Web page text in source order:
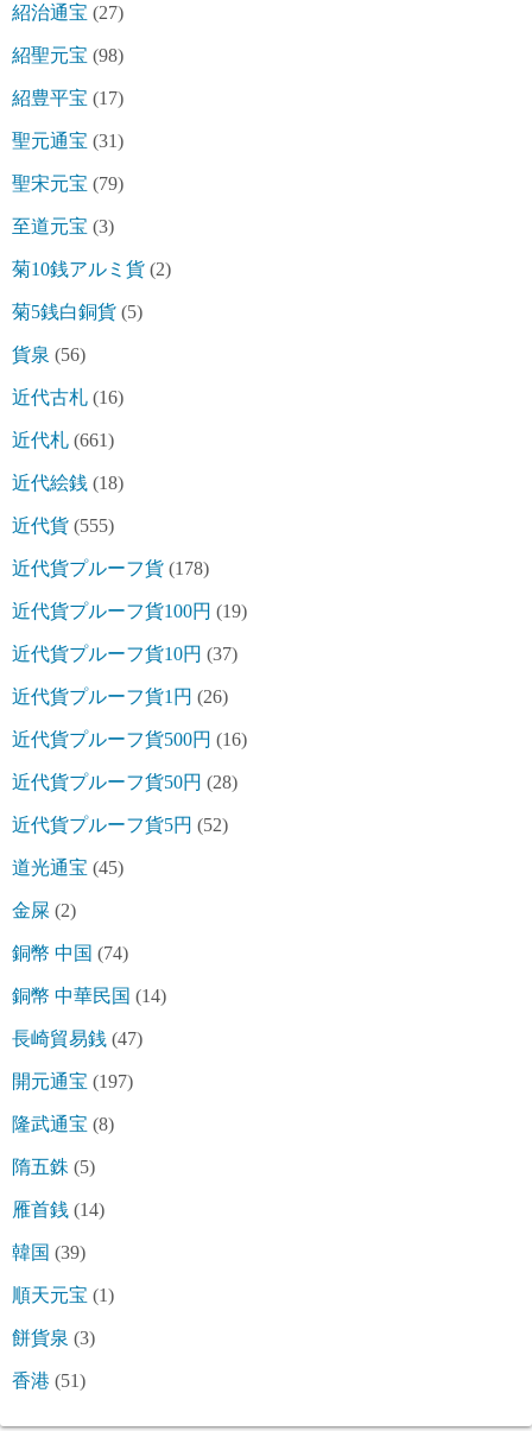
紹治通宝 (27)
紹聖元宝 (98)
紹豊平宝 (17)
聖元通宝 (31)
聖宋元宝 (79)
至道元宝 (3)
菊10銭アルミ貨 (2)
菊5銭白銅貨 (5)
貨泉 (56)
近代古札 (16)
近代札 (661)
近代絵銭 (18)
近代貨 (555)
近代貨プルーフ貨 (178)
近代貨プルーフ貨100円 (19)
近代貨プルーフ貨10円 (37)
近代貨プルーフ貨1円 (26)
近代貨プルーフ貨500円 (16)
近代貨プルーフ貨50円 (28)
近代貨プルーフ貨5円 (52)
道光通宝 (45)
金屎 (2)
銅幣 中国 (74)
銅幣 中華民国 (14)
長崎貿易銭 (47)
開元通宝 (197)
隆武通宝 (8)
隋五銖 (5)
雁首銭 (14)
韓国 (39)
順天元宝 (1)
餅貨泉 (3)
香港 (51)